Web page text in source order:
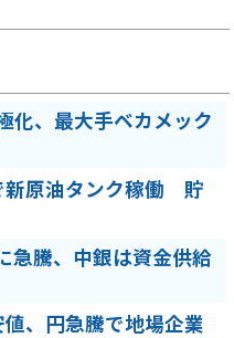
化、最大手ベカメック
新原油タンク稼働 貯
急騰、中銀は資金供給
、円急騰で地場企業